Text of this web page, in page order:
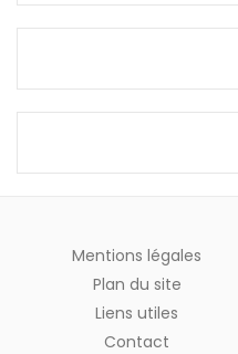
Mentions légales
Plan du site
Liens utiles
Contact